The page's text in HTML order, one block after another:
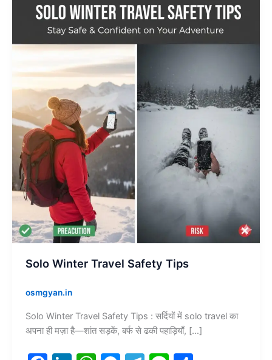
Solo Winter Travel Safety Tips
osmgyan.in
Solo Winter Travel Safety Tips : सर्दियों में solo travel का
अपना ही मज़ा है—शांत सड़कें, बर्फ से ढकी पहाड़ियाँ, […]
Winter
Travel
Safety